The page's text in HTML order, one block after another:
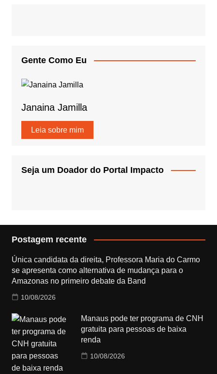
Gente Como Eu
Janaina Jamilla
Leia sobre mim
Seja um Doador do Portal Impacto
Postagem recente
Única candidata da direita, Professora Maria do Carmo
se apresenta como alternativa de mudança para o
Amazonas no primeiro debate da Band
10/08/2026
Manaus pode ter programa de CNH
gratuita para pessoas de baixa
renda
10/08/2026